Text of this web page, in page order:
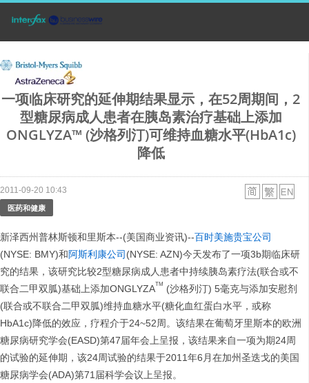
一项临床研究的延伸期结果显示，在52周期间，2
型糖尿病成人患者在胰岛素治疗基础上添加
ONGLYZA™ (沙格列汀)可维持血糖水平(HbA1c)
降低
2011-09-20 10:43
医药和健康
新泽西州普林斯顿和里斯本--(美国商业资讯)--百时美施贵宝公司
(NYSE: BMY)和阿斯利康公司 (NYSE: AZN)今天发布了一项3b期临床研
究的结果，该研究比较2型糖尿病成人患者中持续胰岛素疗法(联合或不
联合二甲双胍)基础上添加ONGLYZATM
(沙格列汀) 5毫克与添加安慰剂
(联合或不联合二甲双胍)维持血糖水平(糖化血红蛋白水平，或称
HbA1c)降低的效应，疗程介于24~52周。该结果在葡萄牙里斯本的欧洲
糖尿病研究学会(EASD)第47届年会上呈报，该结果来自一项为期24周
的试验的延伸期，该24周试验的结果于2011年6月在加州圣迭戈的美国
糖尿病学会(ADA)第71届科学会议上呈报。